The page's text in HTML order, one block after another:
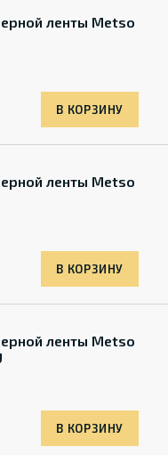
ленты Metso
В КОРЗИНУ
ленты Metso
В КОРЗИНУ
ленты Metso
В КОРЗИНУ